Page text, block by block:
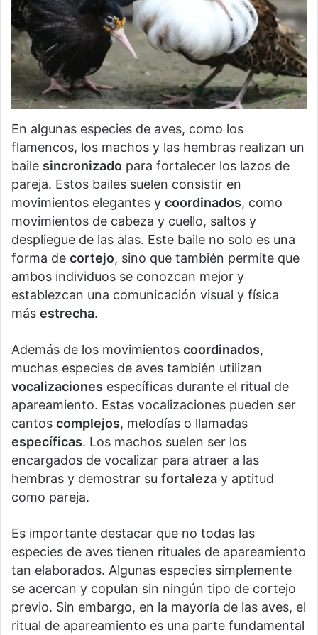
En algunas especies de aves, como los
flamencos, los machos y las hembras realizan un
baile sincronizado para fortalecer los lazos de
pareja. Estos bailes suelen consistir en
movimientos elegantes y coordinados, como
movimientos de cabeza y cuello, saltos y
despliegue de las alas. Este baile no solo es una
forma de cortejo, sino que también permite que
ambos individuos se conozcan mejor y
establezcan una comunicación visual y física
más estrecha.
Además de los movimientos coordinados,
muchas especies de aves también utilizan
vocalizaciones específicas durante el ritual de
apareamiento. Estas vocalizaciones pueden ser
cantos complejos, melodías o llamadas
específicas. Los machos suelen ser los
encargados de vocalizar para atraer a las
hembras y demostrar su fortaleza y aptitud
como pareja.
Es importante destacar que no todas las
especies de aves tienen rituales de apareamiento
tan elaborados. Algunas especies simplemente
se acercan y copulan sin ningún tipo de cortejo
previo. Sin embargo, en la mayoría de las aves, el
ritual de apareamiento es una parte fundamental